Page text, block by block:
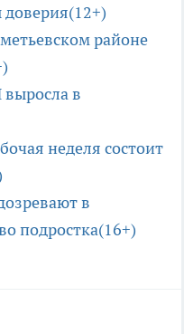
доверия(12+)
районе
в
неделя состоит
в
подростка(16+)